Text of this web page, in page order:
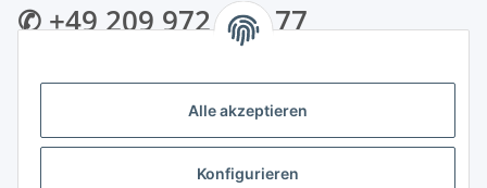
Alle akzeptieren
Konfigurieren
✆ +49 209 972 995 77
Gewerkenstraße 34 | 45881 Gelsenkirchen
Mo.-Fr.: 09:00 - 18:30 Uhr Samstag: 09:00 - 16:00 Uhr